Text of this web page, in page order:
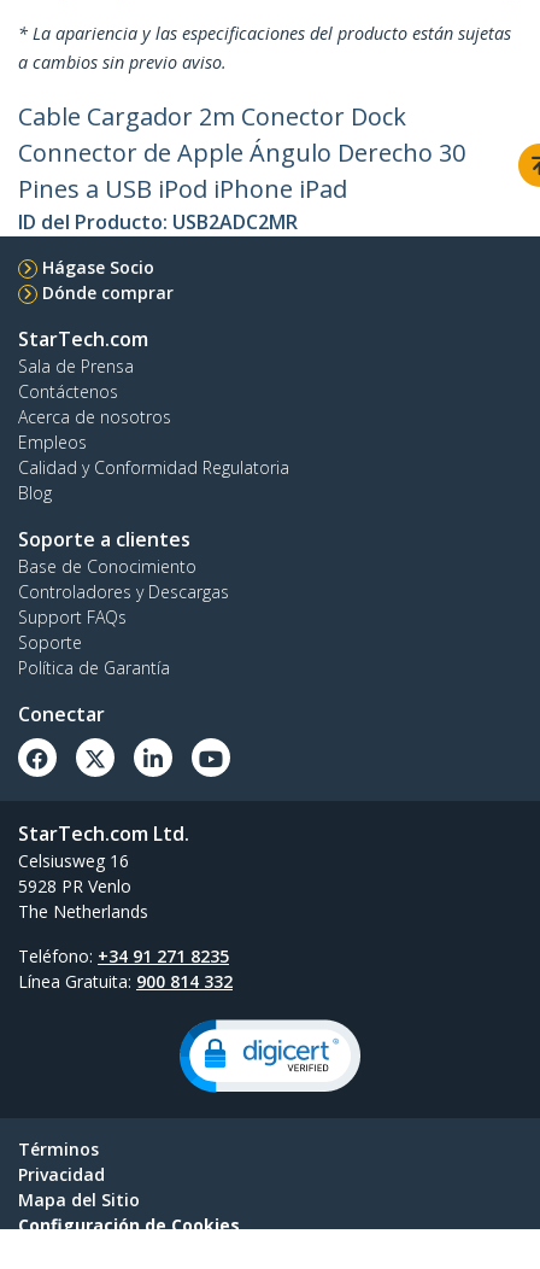
* La apariencia y las especificaciones del producto están sujetas
a cambios sin previo aviso.
Cable Cargador 2m Conector Dock
Connector de Apple Ángulo Derecho 30
Pines a USB iPod iPhone iPad
ID del Producto: USB2ADC2MR
Hágase Socio
Dónde comprar
StarTech.com
Sala de Prensa
Contáctenos
Acerca de nosotros
Empleos
Calidad y Conformidad Regulatoria
Blog
Soporte a clientes
Base de Conocimiento
Controladores y Descargas
Support FAQs
Soporte
Política de Garantía
Conectar
StarTech.com Ltd.
Celsiusweg 16
5928 PR Venlo
The Netherlands
Teléfono: +34 91 271 8235
Línea Gratuita: 900 814 332
Términos
Privacidad
Mapa del Sitio
Configuración de Cookies